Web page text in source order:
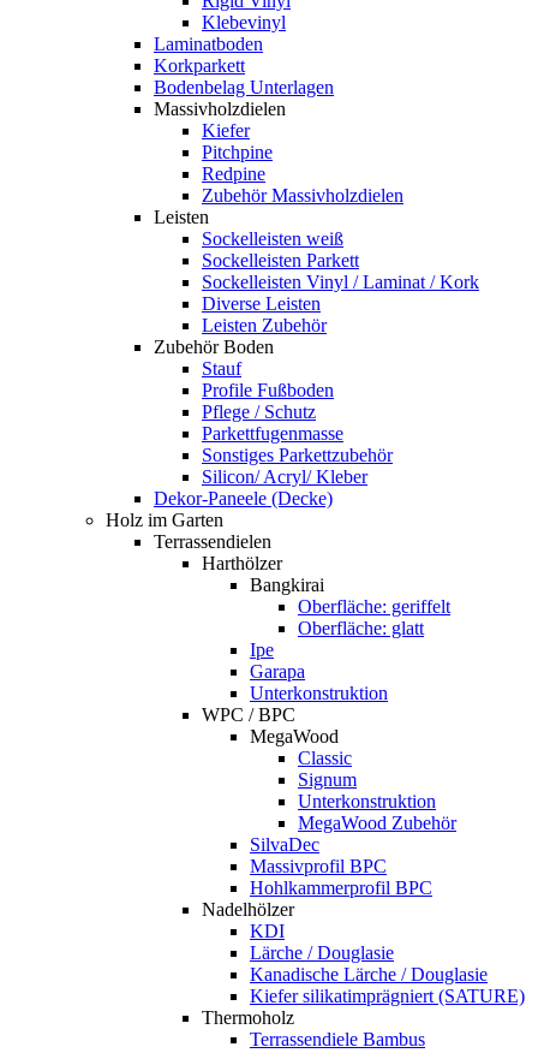
Klebevinyl
Laminatboden
Korkparkett
Bodenbelag Unterlagen
Massivholzdielen
Kiefer
Pitchpine
Redpine
Zubehör Massivholzdielen
Leisten
Sockelleisten weiß
Sockelleisten Parkett
Sockelleisten Vinyl / Laminat / Kork
Diverse Leisten
Leisten Zubehör
Zubehör Boden
Stauf
Profile Fußboden
Pflege / Schutz
Parkettfugenmasse
Sonstiges Parkettzubehör
Silicon/ Acryl/ Kleber
Dekor-Paneele (Decke)
Holz im Garten
Terrassendielen
Harthölzer
Bangkirai
Oberfläche: geriffelt
Oberfläche: glatt
Ipe
Garapa
Unterkonstruktion
WPC / BPC
MegaWood
Classic
Signum
Unterkonstruktion
MegaWood Zubehör
SilvaDec
Massivprofil BPC
Hohlkammerprofil BPC
Nadelhölzer
KDI
Lärche / Douglasie
Kanadische Lärche / Douglasie
Kiefer silikatimprägniert (SATURE)
Thermoholz
Terrassendiele Bambus